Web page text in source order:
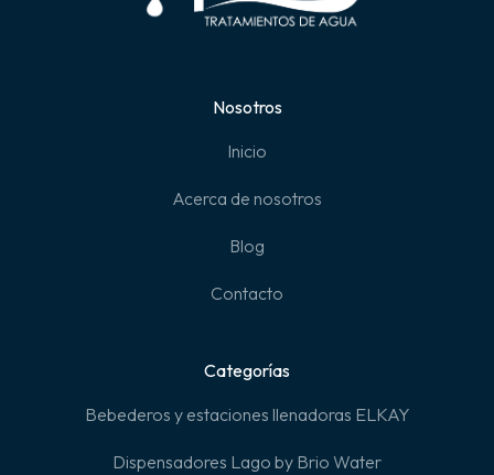
Nosotros
Inicio
Acerca de nosotros
Blog
Contacto
Categorías
Bebederos y estaciones llenadoras ELKAY
Dispensadores Lago by Brio Water